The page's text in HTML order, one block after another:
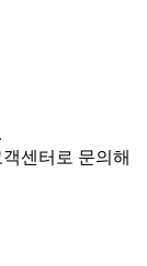
센터로 문의해